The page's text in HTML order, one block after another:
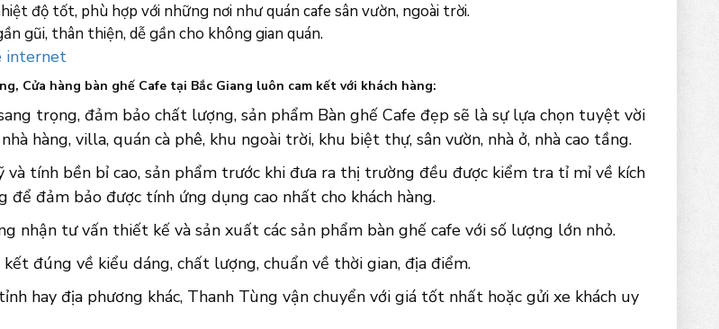
độ tốt, phù hợp với những nơi như quán cafe sân vườn, ngoài trời.
gũi, thân thiện, dễ gần cho không gian quán.
internet
Cửa hàng bàn ghế Cafe tại Bắc Giang luôn cam kết với khách hàng:
trọng, đảm bảo chất lượng, sản phẩm Bàn ghế Cafe đẹp sẽ là sự lựa chọn tuyệt vời
hàng, villa, quán cà phê, khu ngoài trời, khu biệt thự, sân vườn, nhà ở, nhà cao tầng.
tính bền bỉ cao, sản phẩm trước khi đưa ra thị trường đều được kiểm tra tỉ mỉ về kích
để đảm bảo được tính ứng dụng cao nhất cho khách hàng.
nhận tư vấn thiết kế và sản xuất các sản phẩm bàn ghế cafe với số lượng lớn nhỏ.
kết đúng về kiểu dáng, chất lượng, chuẩn về thời gian, địa điểm.
hay địa phương khác, Thanh Tùng vận chuyển với giá tốt nhất hoặc gửi xe khách uy